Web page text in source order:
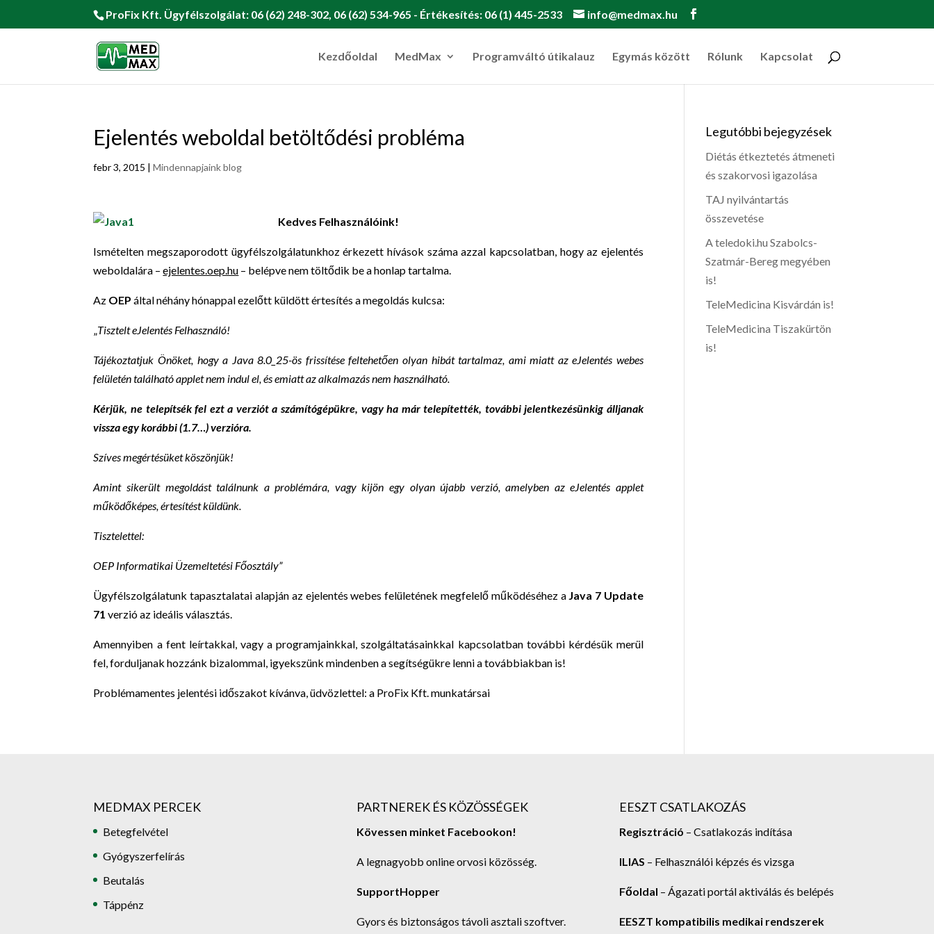
ProFix Kft. Ügyfélszolgálat: 06 (62) 248-302, 06 (62) 534-965 - Értékesítés: 06 (1) 445-2533 info@medmax.hu
Kezdőoldal MedMax Programváltó útikalauz Egymás között Rólunk Kapcsolat
Ejelentés weboldal betöltődési probléma
febr 3, 2015 |Mindennapjaink blog
Kedves Felhasználóink!
Ismételten megszaporodott ügyfélszolgálatunkhoz érkezett hívások száma azzal kapcsolatban, hogy az ejelentés
weboldalára –ejelentes.oep.hu – belépve nem töltődik be a honlap tartalma.
Az OEP által néhány hónappal ezelőtt küldött értesítés a megoldás kulcsa:
„Tisztelt eJelentés Felhasználó!
Tájékoztatjuk Önöket, hogy a Java 8.0_25-ös frissítése feltehetően olyan hibát tartalmaz, ami miatt az eJelentés webes
felületén található applet nem indul el, és emiatt az alkalmazás nem használható.
Kérjük, ne telepítsék fel ezt a verziót a számítógépükre, vagy ha már telepítették, további jelentkezésünkig álljanak
vissza egy korábbi (1.7…) verzióra.
Szíves megértésüket köszönjük!
Amint sikerült megoldást találnunk a problémára, vagy kijön egy olyan újabb verzió, amelyben az eJelentés applet
működőképes, értesítést küldünk.
Tisztelettel:
OEP Informatikai Üzemeltetési Főosztály”
Ügyfélszolgálatunk tapasztalatai alapján az ejelentés webes felületének megfelelő működéséhez a Java 7 Update
71 verzió az ideális választás.
Amennyiben a fent leírtakkal, vagy a programjainkkal, szolgáltatásainkkal kapcsolatban további kérdésük merül
fel, forduljanak hozzánk bizalommal, igyekszünk mindenben a segítségükre lenni a továbbiakban is!
Problémamentes jelentési időszakot kívánva, üdvözlettel: a ProFix Kft. munkatársai
Legutóbbi bejegyzések
Diétás étkeztetés átmeneti
és szakorvosi igazolása
TAJ nyilvántartás
összevetése
A teledoki.hu Szabolcs-
Szatmár-Bereg megyében
is!
TeleMedicina Kisvárdán is!
TeleMedicina Tiszakürtön
is!
MEDMAX PERCEK
Betegfelvétel
Gyógyszerfelírás
Beutalás
Táppénz
PARTNEREK ÉS KÖZÖSSÉGEK
Kövessen minket Facebookon!
A legnagyobb online orvosi közösség.
SupportHopper
Gyors és biztonságos távoli asztali szoftver.
EESZT CSATLAKOZÁS
Regisztráció – Csatlakozás indítása
ILIAS – Felhasználói képzés és vizsga
Főoldal – Ágazati portál aktiválás és belépés
EESZT kompatibilis medikai rendszerek